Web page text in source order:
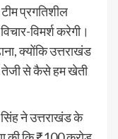
प्रगतिशील
विमर्श करेगी।
क्योंकि उत्तराखंड
तेजी से कैसे हम खेती
ने उत्तराखंड के